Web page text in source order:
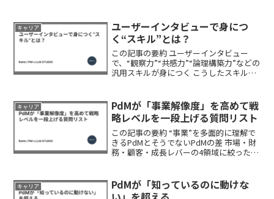
キャリア
ユーザーインタビューで身につ
く“スキル”とは？
この記事の要約 ユーザーインタビュー
で、“観察力”“共感力”“論理構築力”などの
汎用スキルが身につく こうしたスキル
PdMの日常業務のなかでも、ユーザーイ
ンタビューは...
キャリア
PdMが「事業解像度」を高めて戦
略レベルを一段上げる質問リスト
この記事の要約 “事業”を多面的に理解で
きるPdMとそうでないPdMの差 市場・財
務・顧客・成長レバーの4領域に絞った質
を理解しきれていなければ的外れなプロ
ダクトを...
キャリア
PdMが「知っているのに動けな